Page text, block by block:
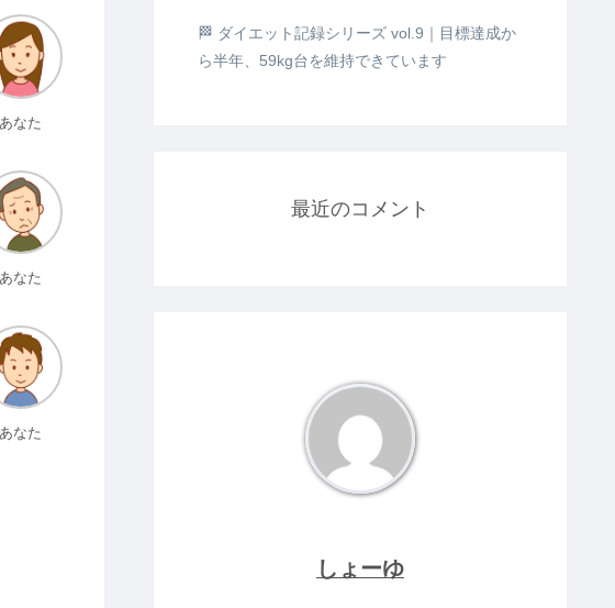
あなた
あなた
あなた
🏁 ダイエット記録シリーズ vol.9｜目標達成か
ら半年、59kg台を維持できています
最近のコメント
しょーゆ